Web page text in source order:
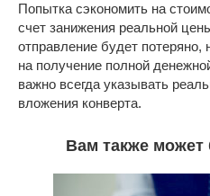
Попытка сэкономить на
счет занижения реальной
отправление будет потеряно,
на получение полной
важно всегда указывать
вложения конверта.
Вам также может